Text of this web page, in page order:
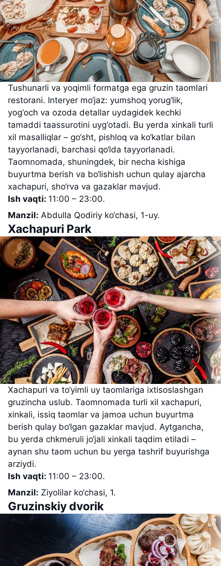
Tushunarli va yoqimli formatga ega gruzin taomlari
restorani. Interyer mo‘jaz: yumshoq yorug‘lik,
yog‘och va ozoda detallar uydagidek kechki
tamaddi taassurotini uyg‘otadi. Bu yerda xinkali turli
xil masalliqlar – go‘sht, pishloq va ko‘katlar bilan
tayyorlanadi, barchasi qo‘lda tayyorlanadi.
Taomnomada, shuningdek, bir necha kishiga
buyurtma berish va bo‘lishish uchun qulay ajarcha
xachapuri, sho‘rva va gazaklar mavjud.
Ish vaqti: 11:00 – 23:00.
Manzil: Abdulla Qodiriy ko‘chasi, 1-uy.
Xachapuri Park
Xachapuri va to‘yimli uy taomlariga ixtisoslashgan
gruzincha uslub. Taomnomada turli xil xachapuri,
xinkali, issiq taomlar va jamoa uchun buyurtma
berish qulay bo‘lgan gazaklar mavjud. Aytgancha,
bu yerda chkmeruli jo‘jali xinkali taqdim etiladi –
aynan shu taom uchun bu yerga tashrif buyurishga
arziydi.
Ish vaqti: 11:00 – 23:00.
Manzil: Ziyolilar ko‘chasi, 1.
Gruzinskiy dvorik